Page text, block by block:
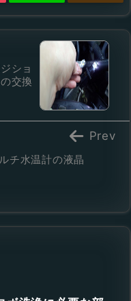
ショ
交換
チ水温計の液晶
Prev